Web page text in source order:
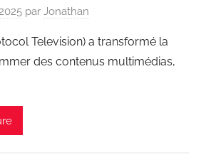
par Jonathan
Television) a transformé la
des contenus multimédias,